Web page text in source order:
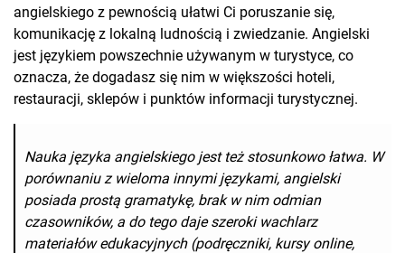
angielskiego z pewnością ułatwi Ci poruszanie się,
komunikację z lokalną ludnością i zwiedzanie. Angielski
jest językiem powszechnie używanym w turystyce, co
oznacza, że dogadasz się nim w większości hoteli,
restauracji, sklepów i punktów informacji turystycznej.
Nauka języka angielskiego jest też stosunkowo łatwa. W
porównaniu z wieloma innymi językami, angielski
posiada prostą gramatykę, brak w nim odmian
czasowników, a do tego daje szeroki wachlarz
materiałów edukacyjnych (podręczniki, kursy online,